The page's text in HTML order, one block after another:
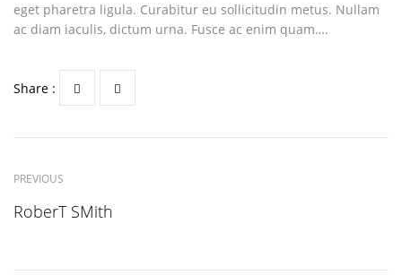
eget pharetra ligula. Curabitur eu sollicitudin metus. Nullam
ac diam iaculis, dictum urna. Fusce ac enim quam….
Share :
PREVIOUS
RoberT SMith